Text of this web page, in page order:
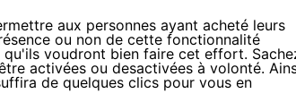
aux personnes ayant acheté leurs
ou non de cette fonctionnalité
voudront bien faire cet effort.
activées ou desactivées à volonté.
de quelques clics pour vous en